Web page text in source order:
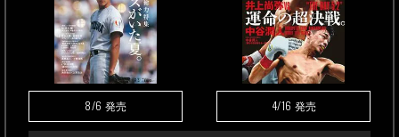
8/6 発売 4/16 発売